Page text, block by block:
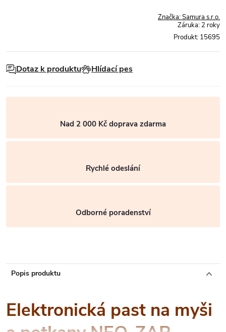
Značka:Samura s.r.o.
Záruka: 2 roky
Produkt: 15695
Dotaz k produktu Hlídací pes
Nad 2 000 Kč doprava zdarma
Rychlé odeslání
Odborné poradenství
Popis produktu
Elektronická past na myši